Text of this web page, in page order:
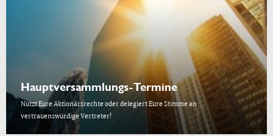
Hauptversammlungs-Termine
Nutzt Eure Aktionärsrechte oder delegiert Eure Stimme an
vertrauenswürdige Vertreter!